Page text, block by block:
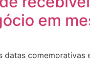
em
datas